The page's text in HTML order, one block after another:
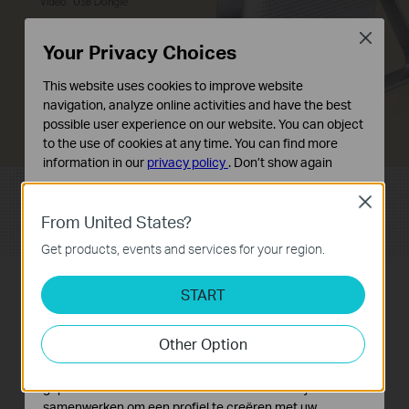
From United States?
Get products, events and services for your region.
START
Other Option
Close
Your Privacy Choices
This website uses cookies to improve website
navigation, analyze online activities and have the best
possible user experience on our website. You can object
to the use of cookies at any time. You can find more
information in our privacy policy . Don’t show again
Deze cookies zijn noodzakelijk voor de werking van de
website en kunnen niet worden uitgeschakeld.
Cookies voor analyse geven ons de mogelijkheid uw
activiteiten op onze website te volgen en zo de
functionaliteit van de website aan te passen en te
verbeteren.
Marketing cookies kunnen op onze website worden
geplaatst door externe adverteerders waar wij mee
Close